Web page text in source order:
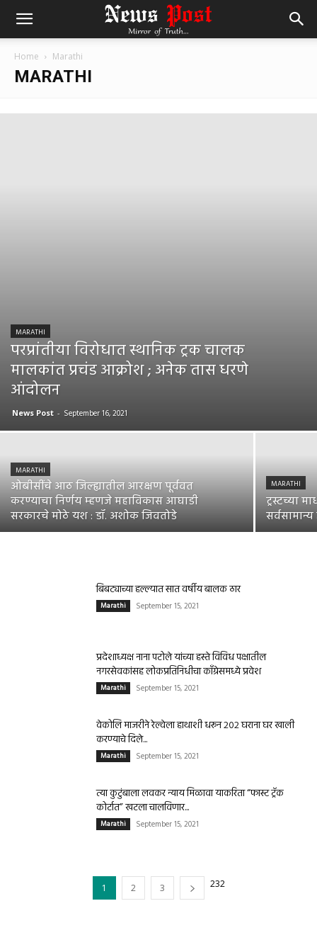
Home Marathi
MARATHI
MARATHI
परप्रांतीया विरोधात स्थानिक ट्रक चालक
मालकांत प्रचंड आक्रोश ; अनेक तास धरणे
आंदोलन
News Post - September 16, 2021
MARATHI
ओबीसींचे आठ जिल्ह्यातील आरक्षण पूर्ववत
करण्याचा निर्णय म्हणजे महाविकास आघाडी
सरकारचे मोठे यश : डॉ. अशोक जिवतोडे
MARATHI
ट्रस्टच्या
बिबट्याच्या हल्ल्यात सात वर्षीय बालक ठार
Marathi September 15, 2021
प्रदेशाध्यक्ष नाना पटोले यांच्या हस्ते विविध पक्षातील
नगरसेवकांसह लोकप्रतिनिधीचा काँग्रेसमध्ये प्रवेश
Marathi September 15, 2021
वेकोलि माजरीने रेल्वेला हाथाशी धरून २०२ घराना घर खाली
करण्याचे दिले...
Marathi September 15, 2021
त्या कुटुंबाला लवकर न्याय मिळावा याकरिता “फास्ट ट्रॅक
कोर्टात” खटला चालविणार...
Marathi September 15, 2021
1 2 3 232